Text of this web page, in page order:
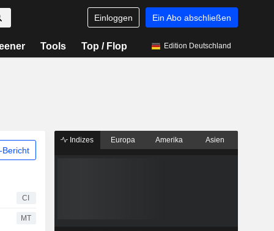
Einloggen Ein Abo abschließen
Tools Top / Flop Edition Deutschland
Bericht
CI
MT
Indizes Europa Amerika Asien